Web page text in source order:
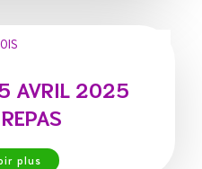
AVRIL 2025
plus